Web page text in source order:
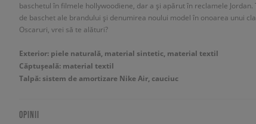
baschetul în filmele hollywoodiene, dar a și apărut în reclamele
de baschet ale brandului și denumirea noului model în onoarea unui
Oscaruri, vrei să te alături?
Exterior: piele naturală, material sintetic, material textil
Căptușeală: material textil
Talpă: sistem de amortizare Nike Air, cauciuc
OPINII